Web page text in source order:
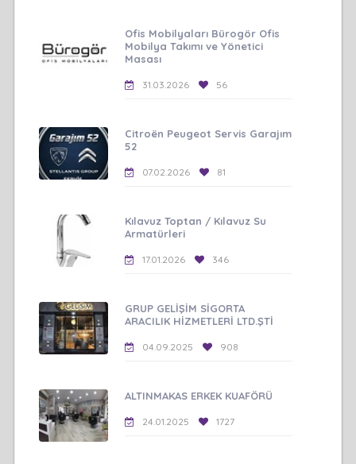
Ofis Mobilyaları Bürogör Ofis
Mobilya Takımı ve Yönetici
Masası
31.03.2026 56
Citroën Peugeot Servis Garajım
52
07.02.2026 81
Kılavuz Toptan / Kılavuz Su
Armatürleri
17.01.2026 346
GRUP GELİŞİM SİGORTA
ARACILIK HİZMETLERİ LTD.ŞTİ
04.09.2025 908
ALTINMAKAS ERKEK KUAFÖRÜ
24.01.2025 1727